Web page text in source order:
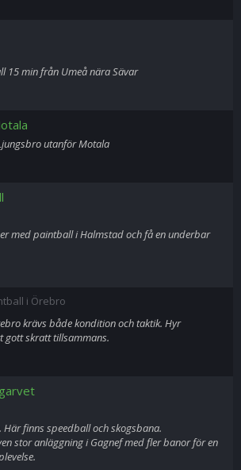
15 min från Umeå nära Sävar
utanför Motala
med paintball i Halmstad och få en underbar
i Örebro
krävs både kondition och taktik. Hyr
gott skratt tillsammans.
finns speedball och skogsbana.
stor anläggning i Gagnef med fler banor för en